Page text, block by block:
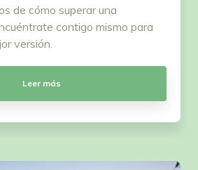
de cómo superar una
contigo mismo para
versión.
Leer más